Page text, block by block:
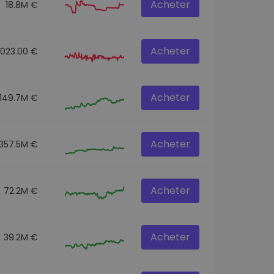
18.8M € Acheter
€ Acheter
149.7M € Acheter
€ Acheter
72.2M € Acheter
39.2M € Acheter